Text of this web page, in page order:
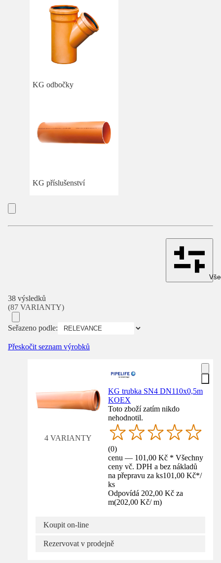
KG odbočky
KG příslušenství
38 výsledků
(87 VARIANTY)
Seřazeno podle:
Přeskočit seznam výrobků
4 VARIANTY
KG trubka SN4 DN110x0,5m
KOEX
Toto zboží zatím nikdo
nehodnotil.
(0)
cenu — 101,00 Kč * Všechny
ceny vč. DPH a bez nákladů
na přepravu za ks101,00 Kč*/
ks
Odpovídá 202,00 Kč za
m(202,00 Kč/ m)
Koupit on-line
Rezervovat v prodejně